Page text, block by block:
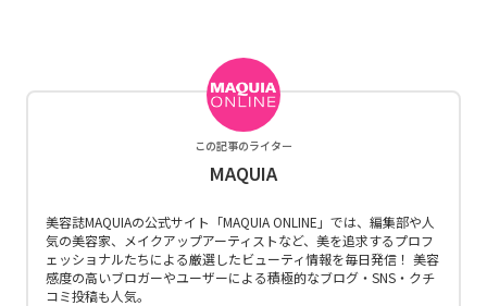
この記事のライター
MAQUIA
美容誌MAQUIAの公式サイト「MAQUIA ONLINE」では、編集部や人
気の美容家、メイクアップアーティストなど、美を追求するプロフ
ェッショナルたちによる厳選したビューティ情報を毎日発信！ 美容
感度の高いブロガーやユーザーによる積極的なブログ・SNS・クチ
コミ投稿も人気。